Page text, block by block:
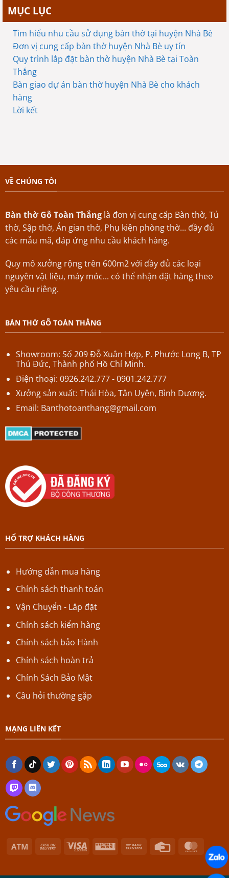
MỤC LỤC
Tìm hiểu nhu cầu sử dụng bàn thờ tại huyện Nhà Bè
Đơn vị cung cấp bàn thờ huyện Nhà Bè uy tín
Quy trình lắp đặt bàn thờ huyện Nhà Bè tại Toàn
Thắng
Bàn giao dự án bàn thờ huyện Nhà Bè cho khách
hàng
Lời kết
VỀ CHÚNG TÔI
Bàn thờ Gỗ Toàn Thắnglà đơn vị cung cấp Bàn thờ, Tủ
thờ, Sập thờ, Án gian thờ, Phụ kiện phòng thờ... đầy đủ
các mẫu mã, đáp ứng nhu cầu khách hàng.
Quy mô xưởng rộng trên 600m2 với đầy đủ các loại
nguyên vật liệu, máy móc... có thể nhận đặt hàng theo
yêu cầu riêng.
BÀN THỜ GỖ TOÀN THẮNG
Showroom: Số 209 Đỗ Xuân Hợp, P. Phước Long B, TP
Thủ Đức, Thành phố Hồ Chí Minh.
Điện thoại: 0926.242.777 - 0901.242.777
Xưởng sản xuất: Thái Hòa, Tân Uyên, Bình Dương.
Email: Banthotoanthang@gmail.com
HỔ TRỢ KHÁCH HÀNG
Hướng dẫn mua hàng
Chính sách thanh toán
Vận Chuyển - Lắp đặt
Chính sách kiểm hàng
Chính sách bảo Hành
Chính sách hoàn trả
Chính Sách Bảo Mật
Câu hỏi thường gặp
MẠNG LIÊN KẾT
Atm
Cash
Visa
Western
Bank
Credit